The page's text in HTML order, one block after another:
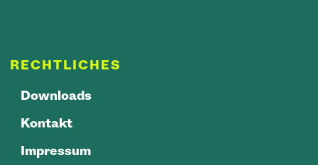
RECHTLICHES
Downloads
Kontakt
Impressum